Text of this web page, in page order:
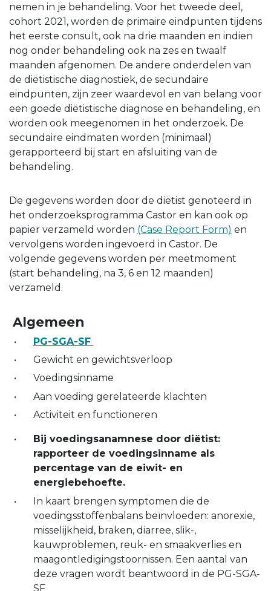
nemen in je behandeling. Voor het tweede deel,
cohort 2021, worden de primaire eindpunten tijdens
het eerste consult, ook na drie maanden en indien
nog onder behandeling ook na zes en twaalf
maanden afgenomen. De andere onderdelen van
de diëtistische diagnostiek, de secundaire
eindpunten, zijn zeer waardevol en van belang voor
een goede diëtistische diagnose en behandeling, en
worden ook meegenomen in het onderzoek. De
secundaire eindmaten worden (minimaal)
gerapporteerd bij start en afsluiting van de
behandeling.
De gegevens worden door de diëtist genoteerd in
het onderzoeksprogramma Castor en kan ook op
papier verzameld worden (Case Report Form) en
vervolgens worden ingevoerd in Castor. De
volgende gegevens worden per meetmoment
(start behandeling, na 3, 6 en 12 maanden)
verzameld.
Algemeen
PG-SGA-SF
Gewicht en gewichtsverloop
Voedingsinname
Aan voeding gerelateerde klachten
Activiteit en functioneren
Bij voedingsanamnese door diëtist:
rapporteer de voedingsinname als
percentage van de eiwit- en
energiebehoefte.
In kaart brengen symptomen die de
voedingsstoffenbalans beïnvloeden: anorexie,
misselijkheid, braken, diarree, slik-,
kauwproblemen, reuk- en smaakverlies en
maagontledigingstoornissen. Een aantal van
deze vragen wordt beantwoord in de PG-SGA-
SF